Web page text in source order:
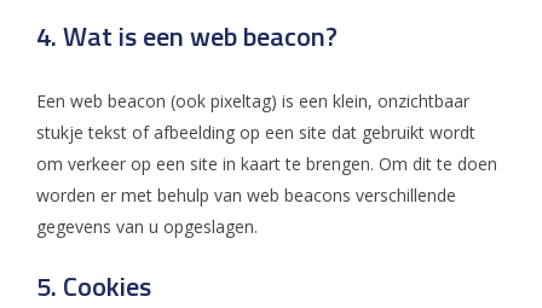
4. Wat is een web beacon?
Een web beacon (ook pixeltag) is een klein, onzichtbaar
stukje tekst of afbeelding op een site dat gebruikt wordt
om verkeer op een site in kaart te brengen. Om dit te doen
worden er met behulp van web beacons verschillende
gegevens van u opgeslagen.
5. Cookies